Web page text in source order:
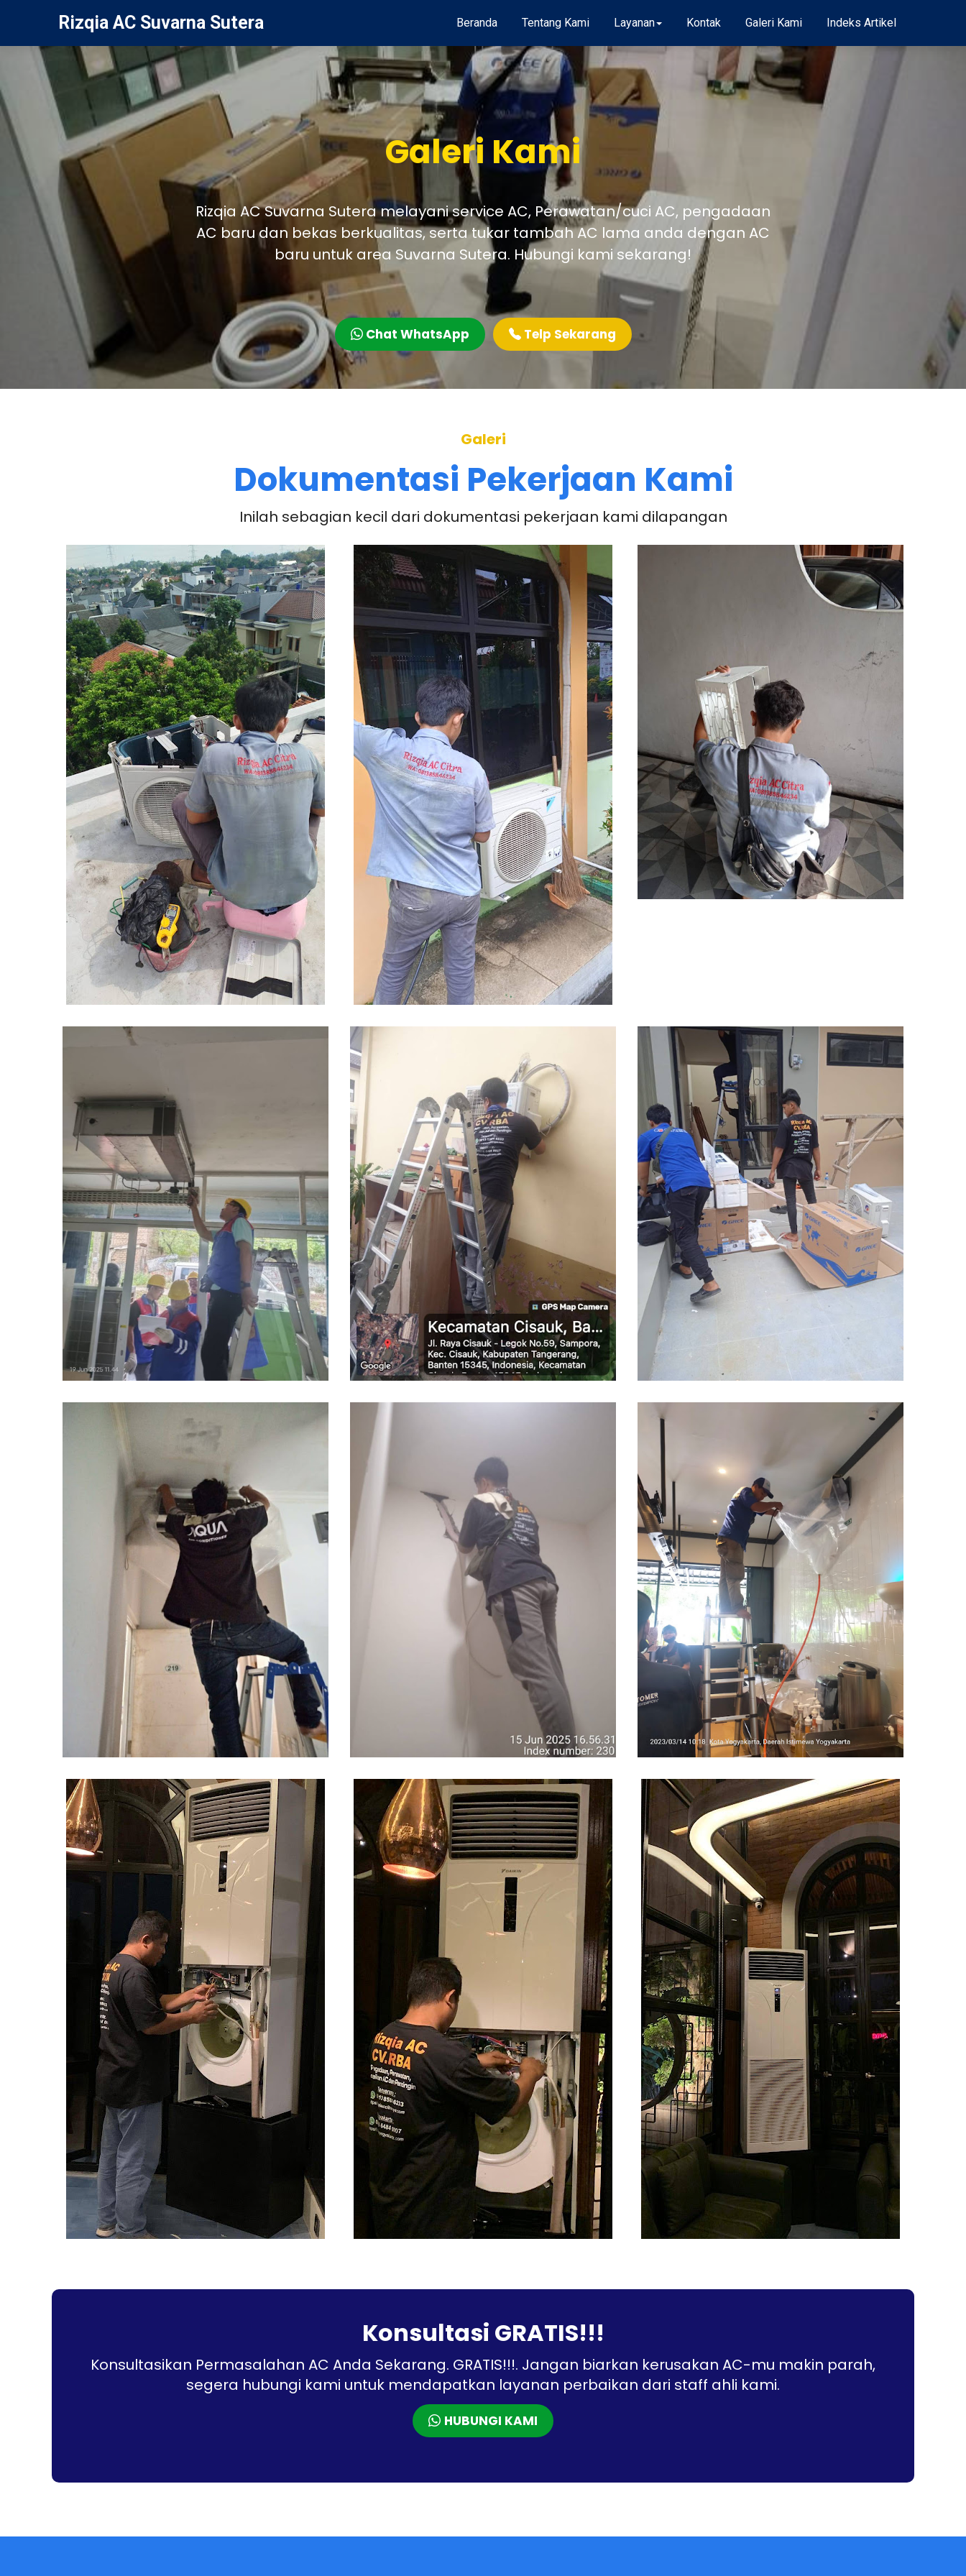
Rizqia AC Suvarna Sutera Beranda Tentang Kami Layanan Kontak Galeri Kami Indeks Artikel
Galeri Kami
Rizqia AC Suvarna Sutera melayani service AC, Perawatan/cuci AC, pengadaan
AC baru dan bekas berkualitas, serta tukar tambah AC lama anda dengan AC
baru untuk area Suvarna Sutera. Hubungi kami sekarang!
Chat WhatsApp Telp Sekarang
Galeri
Dokumentasi Pekerjaan Kami
Inilah sebagian kecil dari dokumentasi pekerjaan kami dilapangan
Konsultasi GRATIS!!!
Konsultasikan Permasalahan AC Anda Sekarang. GRATIS!!!. Jangan biarkan kerusakan AC-mu makin parah,
segera hubungi kami untuk mendapatkan layanan perbaikan dari staff ahli kami.
HUBUNGI KAMI